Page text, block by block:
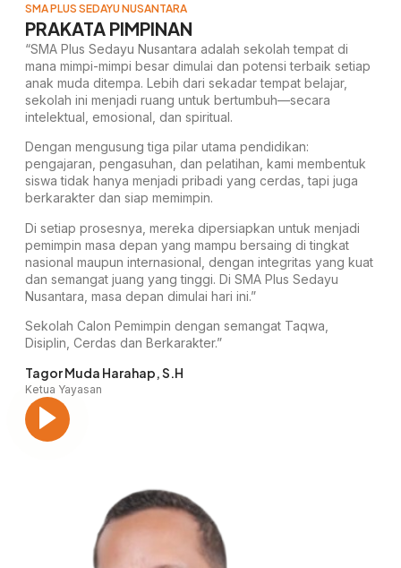
SMA PLUS SEDAYU NUSANTARA
PRAKATA PIMPINAN
“SMA Plus Sedayu Nusantara adalah sekolah tempat di
mana mimpi-mimpi besar dimulai dan potensi terbaik setiap
anak muda ditempa. Lebih dari sekadar tempat belajar,
sekolah ini menjadi ruang untuk bertumbuh—secara
intelektual, emosional, dan spiritual.
Dengan mengusung tiga pilar utama pendidikan:
pengajaran, pengasuhan, dan pelatihan, kami membentuk
siswa tidak hanya menjadi pribadi yang cerdas, tapi juga
berkarakter dan siap memimpin.
Di setiap prosesnya, mereka dipersiapkan untuk menjadi
pemimpin masa depan yang mampu bersaing di tingkat
nasional maupun internasional, dengan integritas yang kuat
dan semangat juang yang tinggi. Di SMA Plus Sedayu
Nusantara, masa depan dimulai hari ini.”
Sekolah Calon Pemimpin dengan semangat Taqwa,
Disiplin, Cerdas dan Berkarakter.”
Tagor Muda Harahap, S.H
Ketua Yayasan